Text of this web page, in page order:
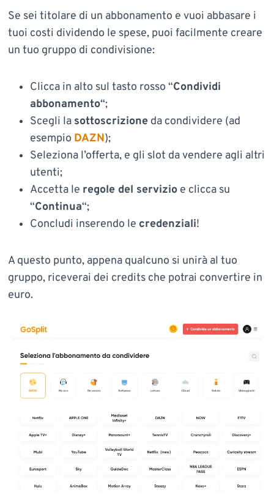
Se sei titolare di un abbonamento e vuoi abbasare i
tuoi costi dividendo le spese, puoi facilmente creare
un tuo gruppo di condivisione:
Clicca in alto sul tasto rosso “Condividi
abbonamento“;
Scegli la sottoscrizioneda condividere (ad
esempio DAZN);
Seleziona l’offerta, e gli slot da vendere agli altri
utenti;
Accetta le regole del servizioe clicca su
“Continua“;
Concludi inserendo le credenziali!
A questo punto, appena qualcuno si unirà al tuo
gruppo, riceverai dei credits che potrai convertire in
euro.